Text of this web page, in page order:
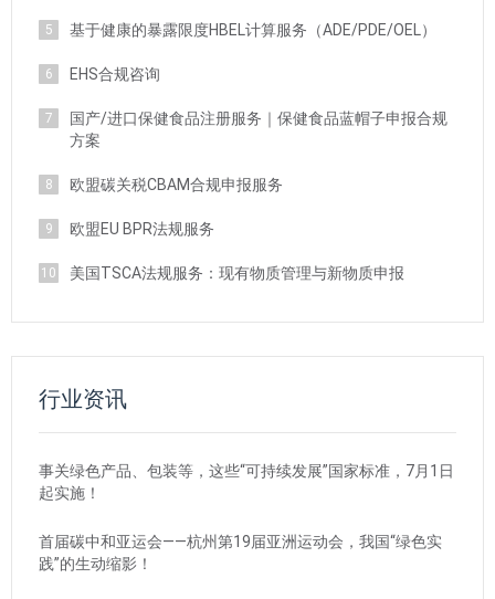
5 基于健康的暴露限度HBEL计算服务（ADE/PDE/OEL）
6 EHS合规咨询
7
国产/进口保健食品注册服务｜保健食品蓝帽子申报合规
方案
8 欧盟碳关税CBAM合规申报服务
9 欧盟EU BPR法规服务
10 美国TSCA法规服务：现有物质管理与新物质申报
行业资讯
事关绿色产品、包装等，这些“可持续发展”国家标准，7月1日
起实施！
首届碳中和亚运会——杭州第19届亚洲运动会，我国“绿色实
践”的生动缩影！